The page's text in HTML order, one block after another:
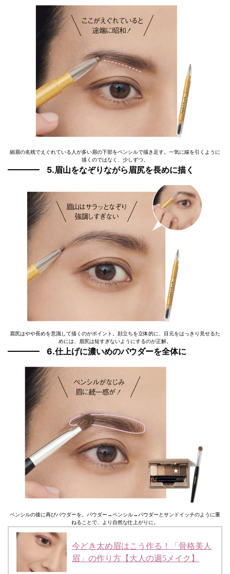
細眉の名残でえぐれている人が多い眉の下部をペンシルで描き足す。一気に線を引くように
描くのではなく、少しずつ。
5.眉山をなぞりながら眉尻を長めに描く
眉尻はやや長めを意識して描くのがポイント。顔立ちを立体的に、目元をはっきり見せるた
めには、眉尻は短すぎないようにするのが正解。
6.仕上げに濃いめのパウダーを全体に
ペンシルの後に再びパウダーを。パウダー→ペンシル→パウダーとサンドイッチのように重
ねることで、より自然な仕上がりに。
今どき太め眉はこう作る！「骨格美人
眉」の作り方【大人の週5メイク】